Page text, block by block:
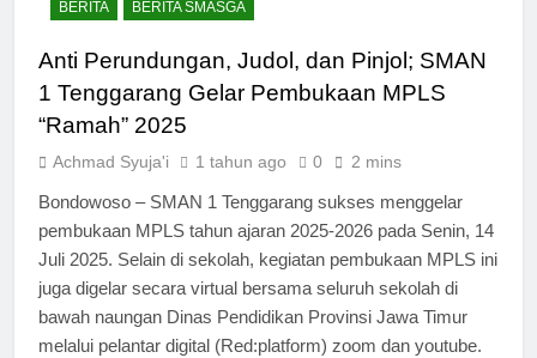
BERITA BERITA SMASGA
Anti Perundungan, Judol, dan Pinjol; SMAN
1 Tenggarang Gelar Pembukaan MPLS
“Ramah” 2025
Achmad Syuja'i 1 tahun ago 0 2 mins
Bondowoso – SMAN 1 Tenggarang sukses menggelar
pembukaan MPLS tahun ajaran 2025-2026 pada Senin, 14
Juli 2025. Selain di sekolah, kegiatan pembukaan MPLS ini
juga digelar secara virtual bersama seluruh sekolah di
bawah naungan Dinas Pendidikan Provinsi Jawa Timur
melalui pelantar digital (Red:platform) zoom dan youtube.